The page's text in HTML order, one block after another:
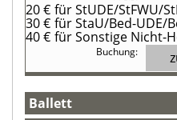
20 € für StUDE/StFWU/
30 € für StaU/Bed-UDE/
40 € für Sonstige Nicht-
Ballett